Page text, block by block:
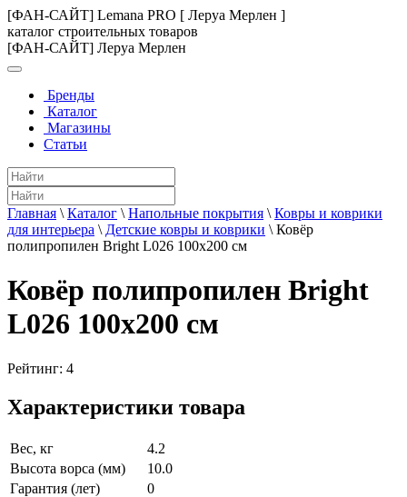
[ФАН-САЙТ] Lemana PRO [ Леруа Мерлен ]
каталог строительных товаров
[ФАН-САЙТ] Леруа Мерлен
Бренды
Каталог
Магазины
Статьи
Главная \ Каталог \ Напольные покрытия \ Ковры и коврики
для интерьера \ Детские ковры и коврики \ Ковёр
полипропилен Bright L026 100x200 см
Ковёр полипропилен Bright
L026 100x200 см
Рейтинг: 4
Характеристики товара
Вес, кг
4.2
Высота ворса (мм)
10.0
Гарантия (лет)
0